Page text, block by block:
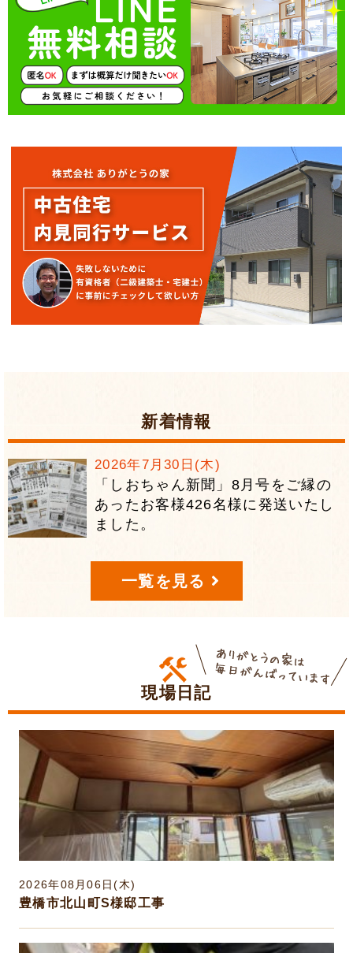
新着情報
2026年7月30日(木)
「しおちゃん新聞」8月号をご縁の
あったお客様426名様に発送いたし
ました。
2026年6月12日(金)
2026年5月28日(木)
「しおちゃん新聞」6月号をご縁の
あったお客様421名様に発送いたし
ました。
2026年5月17日(日)
豊橋市議会だより５月号に広告を載
せていただきました♬
2026年3月26日(木)
「しおちゃん新聞」4月号をご縁の
あったお客様407名様に発送いたし
一覧を見る
現場日記
2026年08月06日(木)
豊橋市北山町S様邸工事